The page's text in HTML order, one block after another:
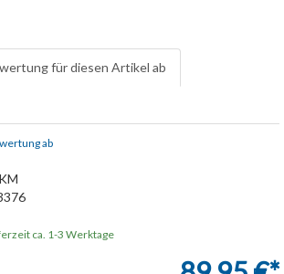
für diesen Artikel ab
ab
ca. 1-3 Werktage